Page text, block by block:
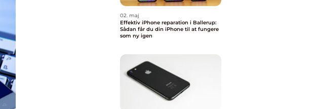
02. maj
Effektiv iPhone reparation i Ballerup:
Sådan får du din iPhone til at fungere
som ny igen